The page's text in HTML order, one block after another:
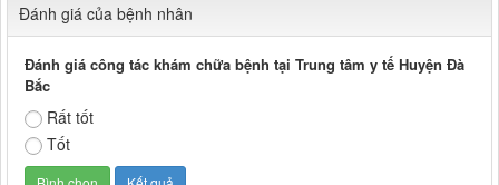
Đánh giá của bệnh nhân
Đánh giá công tác khám chữa bệnh tại Trung tâm y tế Huyện Đà
Bắc
Rất tốt
Tốt